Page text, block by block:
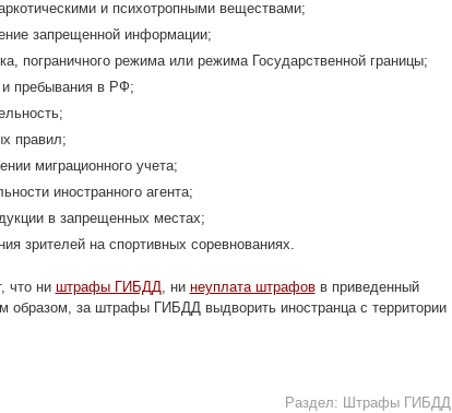
и психотропными веществами;
запрещенной информации;
пограничного режима или режима Государственной границы;
пребывания в РФ;
правил;
миграционного учета;
иностранного агента;
в запрещенных местах;
зрителей на спортивных соревнованиях.
что ни штрафы ГИБДД, ни неуплата штрафовв приведенный
образом, за штрафы ГИБДД выдворить иностранца с территории
Раздел: Штрафы ГИБДД